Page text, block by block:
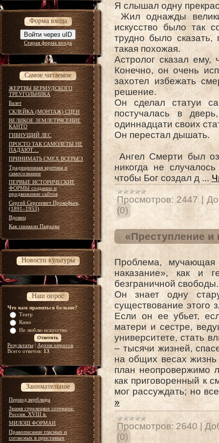
Форма входа
Войти через uID
Старая форма входа
Самое читаемое
ЖЕРТВЫ БЕРМУДСКОГО
ТРЕУГОЛЬНИКА
Балет
СКЛЕЙКА (МОНТАЖ) СЦЕН
ВЕЛИКОЕ ЗЕМЛЕТРЯСЕНИЕ
КАНТО
ГИБНУЩИЙ ЛЕС
ПРОСТО ТАК САМОЛЕТЫ НЕ
ПАДАЮТ…
ПРИНИМАТЬ СМЕХ ВСЕРЬЕЗ
Традиционная критика и
самосознание
ПЕРВЫЕ ИСТОРИЧЕСКИЕ
ФОРМЫ создание и
продвижение сайтов
Сергей Сергеевич Прокофьев,
(1891–1953)
Вдовец
Как снимали Пырьева
Новости культуры
Наш опрос
Что вам нравиться больше?
Театр
Кино
Не люблю искусство
Результаты|Архив опросов
Всего ответов: 13
Занимательное
Период верблюда
Знамя стрелецкое сотенное.
Россия. XVIII в.
МИЛОШ ФОРМАН
Правописание гласных и
согласных в приставках
Я слышал одну
Жил однажды
искусство было так
трудно было
такая похожая.
Астролог сказал ему,
Конечно, он очень
захотел избежать
решение.
Он сделал статуи
постучалась в
одиннадцати своих
Он перестал дышать.
Ангел Смерти был
никогда не
чтобы Бог создал д ...
Просмотров: 2447 |
(0)
«Преступление и
Проблема, мучающая
наказание», как и
безграничной
Он знает одну
существование этого
Если он ее убьет,
матери и сестре,
университете, стать
– тысячи жизней,
на общих весах жизнь
план неопровержимо
как приговоренный к
мог рассуждать; но
»
Просмотров: 2640 |
(0)